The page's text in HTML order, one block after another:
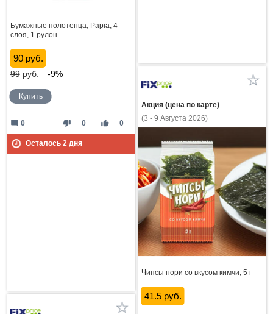
Бумажные полотенца, Papia, 4
слоя, 1 рулон
90 руб.
99руб. -9%
Купить
thumb_down 0 thumb_up 0
mode_comment 0
Осталось 2дня
Акция (цена по карте)
(3 - 9 Августа 2026)
Чипсы нори со вкусом кимчи, 5 г
41.5 руб.